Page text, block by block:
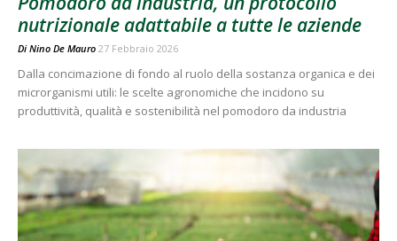
nutrizionale adattabile a tutte le aziende
Di Nino De Mauro 27 Febbraio 2026
Dalla concimazione di fondo al ruolo della sostanza organica e dei
microrganismi utili: le scelte agronomiche che incidono su
produttività, qualità e sostenibilità nel pomodoro da industria